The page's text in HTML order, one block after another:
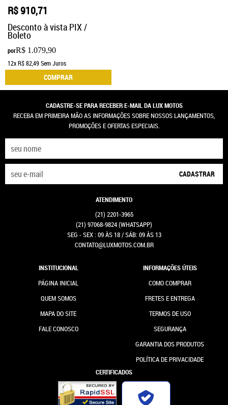
porR$ 1.079,90
R$ 910,71
Desconto à vista PIX /
Boleto
12xR$ 82,49Sem Juros
COMPRAR
CADASTRE-SE PARA RECEBER E-MAIL DA LUX MOTOS
RECEBA EM PRIMEIRA MÃO AS INFORMAÇÕES SOBRE NOSSOS LANÇAMENTOS,
PROMOÇÕES E OFERTAS ESPECIAIS.
CADASTRAR
ATENDIMENTO
(21) 2201-3965
(21) 97068-9824(WHATSAPP)
SEG - SEX : 09 ÀS 18 / SÁB: 09 ÀS 13
CONTATO@LUXMOTOS.COM.BR
INSTITUCIONAL
PÁGINA INICIAL
QUEM SOMOS
MAPA DO SITE
FALE CONOSCO
INFORMAÇÕES ÚTEIS
COMO COMPRAR
FRETES E ENTREGA
TERMOS DE USO
SEGURANÇA
GARANTIA DOS PRODUTOS
POLÍTICA DE PRIVACIDADE
CERTIFICADOS